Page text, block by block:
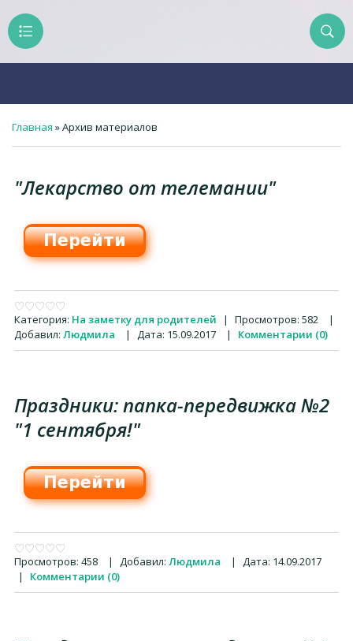
Главная »Архив материалов
"Лекарство от телемании"
Категория: На заметку для родителей | Просмотров: 582
|
Добавил: Людмила | Дата: 15.09.2017 | Комментарии (0)
Праздники: папка-передвижка №2
"1 сентября!"
Просмотров: 458 | Добавил: Людмила | Дата: 14.09.2017
|
Комментарии (0)